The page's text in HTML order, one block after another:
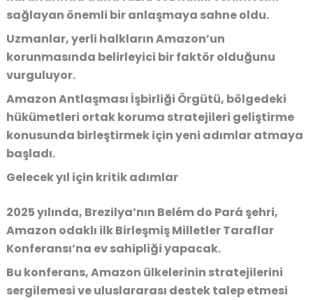
sağlayan önemli bir anlaşmaya sahne oldu.
Uzmanlar, yerli halkların Amazon’un
korunmasında belirleyici bir faktör olduğunu
vurguluyor.
Amazon Antlaşması İşbirliği Örgütü, bölgedeki
hükümetleri ortak koruma stratejileri geliştirme
konusunda birleştirmek için yeni adımlar atmaya
başladı.
Gelecek yıl için kritik adımlar
2025 yılında, Brezilya’nın Belém do Pará şehri,
Amazon odaklı ilk Birleşmiş Milletler Taraflar
Konferansı’na ev sahipliği yapacak.
Bu konferans, Amazon ülkelerinin stratejilerini
sergilemesi ve uluslararası destek talep etmesi